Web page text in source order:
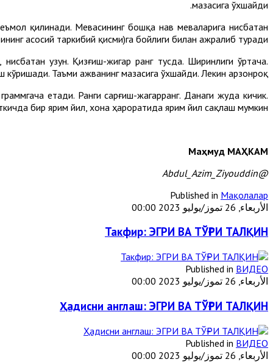
мазасига ўхшайди.
қилинади. Мевасининг бошқа нав меваларига нисбатан
асосий таркибий қисми)га бойлиги билан ажралиб туради.
узун. Қизғиш-жигар ранг тусда. Ширинлиги ўртача.
Таъми ажванинг мазасига ўхшайди. Лекин арзонроқ.
етади. Ранги сарғиш-жагарранг. Данаги жуда кичик.
бир ярим йил, хона ҳароратида ярим йил сақлаш мумкин.
Маҳмуд МАҲКАМ
@Abdul_Azim_Ziyouddin
Published in Мақолалар
الأربعاء, 26 تموز/يوليو 2023 00:00
Такфир: ЭГРИ ВА ТЎҒРИ ТАЛҚИН
Published in ВИДЕО
الأربعاء, 26 تموز/يوليو 2023 00:00
Ҳадисни англаш: ЭГРИ ВА ТЎҒРИ ТАЛҚИН
Published in ВИДЕО
الأربعاء, 26 تموز/يوليو 2023 00:00